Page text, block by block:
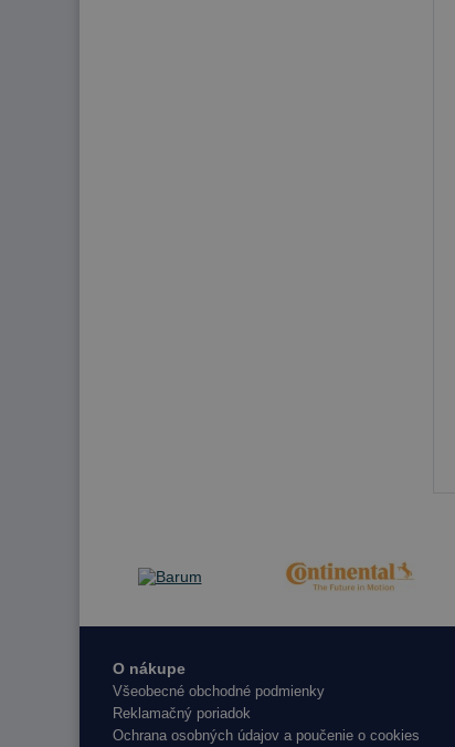
O nákupe
Všeobecné obchodné podmienky
Reklamačný poriadok
Ochrana osobných údajov a poučenie o cookies